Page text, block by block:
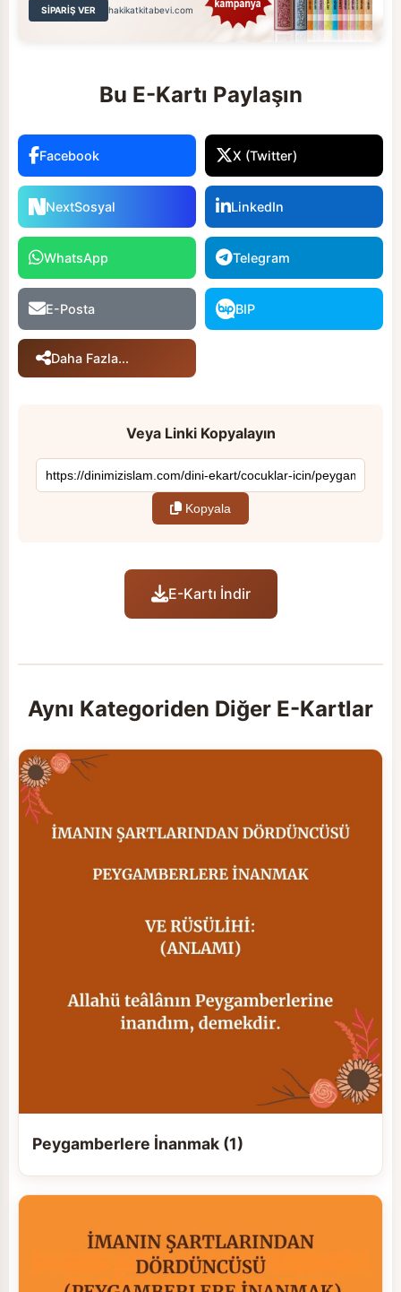
SİPARİŞ VER hakikatkitabevi.com
Bu E-Kartı Paylaşın
Facebook X (Twitter)
NextSosyal LinkedIn
WhatsApp Telegram
E-Posta BIP
Daha Fazla...
Veya Linki Kopyalayın
Kopyala
E-Kartı İndir
Aynı Kategoriden Diğer E-Kartlar
Peygamberlere İnanmak (1)